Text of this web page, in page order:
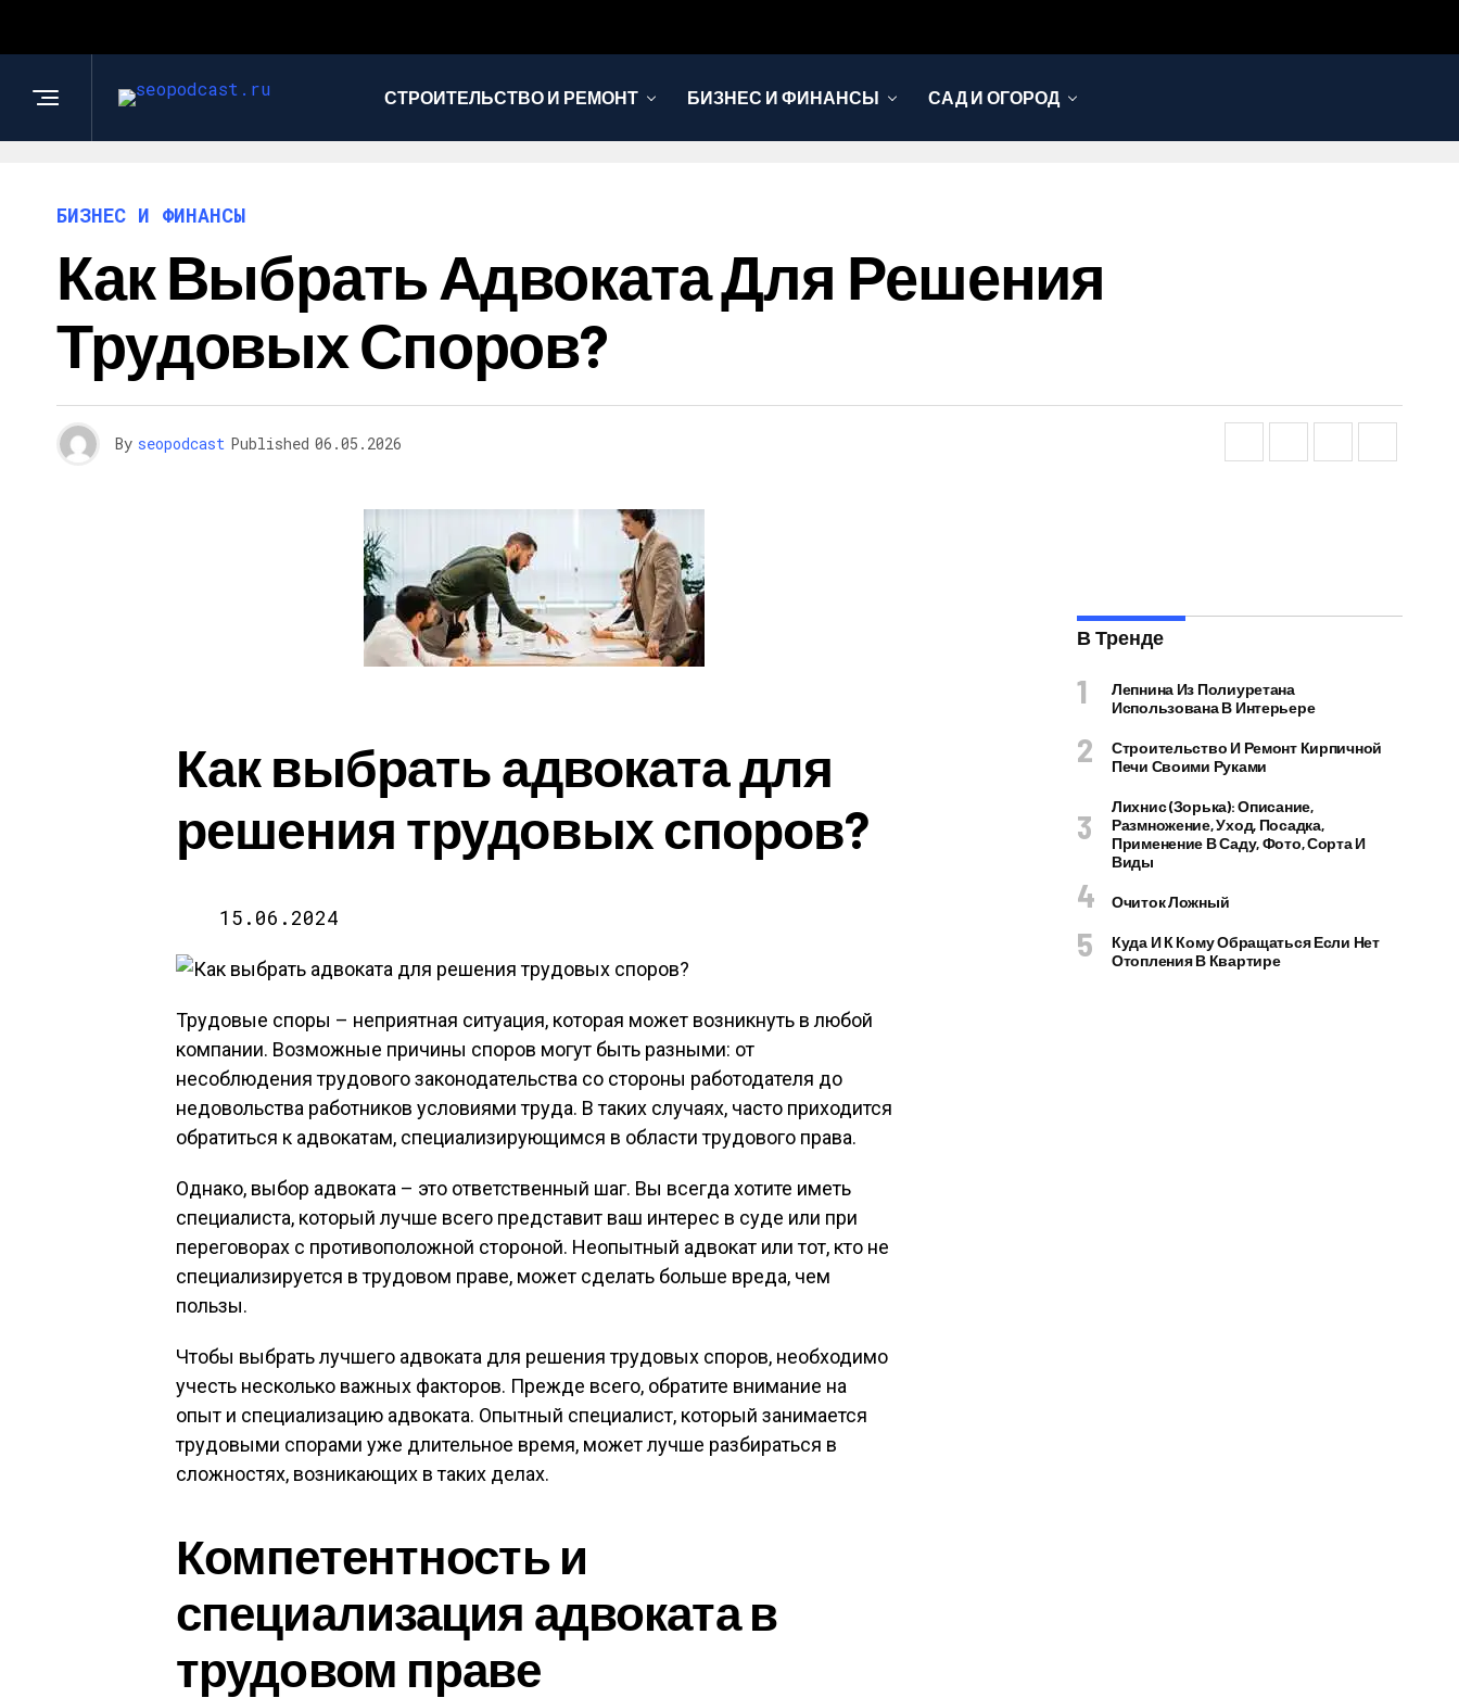
СТРОИТЕЛЬСТВО И РЕМОНТ БИЗНЕС И ФИНАНСЫ САД И ОГОРОД
БИЗНЕС И ФИНАНСЫ
Как Выбрать Адвоката Для Решения
Трудовых Споров?
By seopodcast Published 06.05.2026
Как выбрать адвоката для
решения трудовых споров?
15.06.2024
Трудовые споры – неприятная ситуация, которая может возникнуть в любой
компании. Возможные причины споров могут быть разными: от
несоблюдения трудового законодательства со стороны работодателя до
недовольства работников условиями труда. В таких случаях, часто приходится
обратиться к адвокатам, специализирующимся в области трудового права.
Однако, выбор адвоката – это ответственный шаг. Вы всегда хотите иметь
специалиста, который лучше всего представит ваш интерес в суде или при
переговорах с противоположной стороной. Неопытный адвокат или тот, кто не
специализируется в трудовом праве, может сделать больше вреда, чем
пользы.
Чтобы выбрать лучшего адвоката для решения трудовых споров, необходимо
учесть несколько важных факторов. Прежде всего, обратите внимание на
опыт и специализацию адвоката. Опытный специалист, который занимается
трудовыми спорами уже длительное время, может лучше разбираться в
сложностях, возникающих в таких делах.
Компетентность и
специализация адвоката в
трудовом праве
В Тренде
Лепнина Из Полиуретана
Использована В Интерьере
Строительство И Ремонт Кирпичной
Печи Своими Руками
Лихнис (Зорька): Описание,
Размножение, Уход, Посадка,
Применение В Саду, Фото, Сорта И
Виды
Очиток Ложный
Куда И К Кому Обращаться Если Нет
Отопления В Квартире